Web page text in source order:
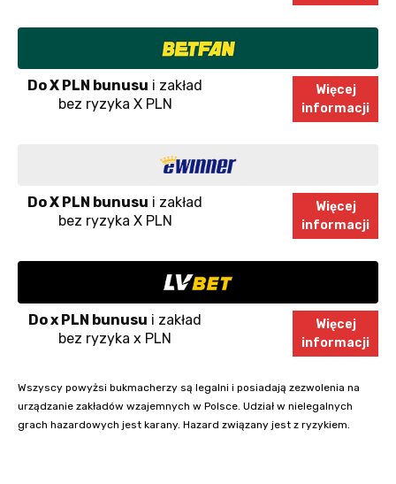
Do X PLN bunusu i zakład
bez ryzyka X PLN
Więcej
informacji
Do X PLN bunusu i zakład
bez ryzyka X PLN
Więcej
informacji
Do x PLN bunusu i zakład
bez ryzyka x PLN
Więcej
informacji
Wszyscy powyżsi bukmacherzy są legalni i posiadają zezwolenia na
urządzanie zakładów wzajemnych w Polsce. Udział w nielegalnych
grach hazardowych jest karany. Hazard związany jest z ryzykiem.